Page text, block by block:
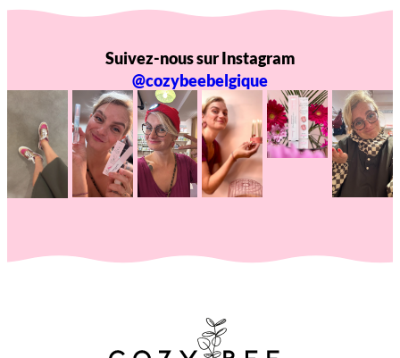
Suivez-nous sur Instagram
@cozybeebelgique